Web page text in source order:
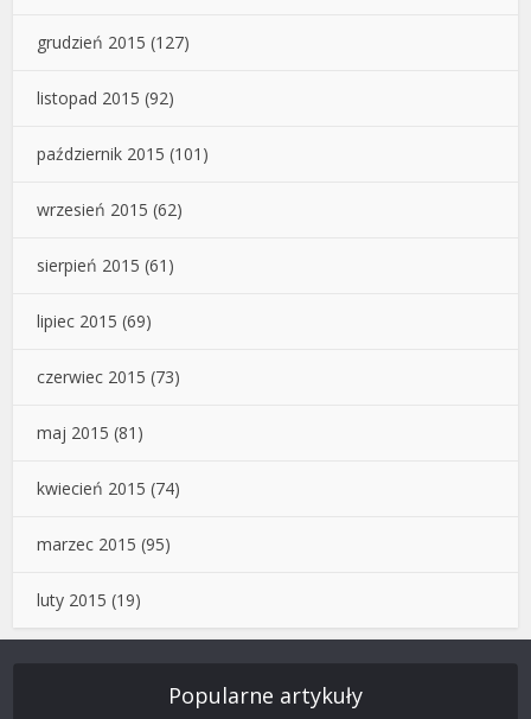
grudzień 2015 (127)
listopad 2015 (92)
październik 2015 (101)
wrzesień 2015 (62)
sierpień 2015 (61)
lipiec 2015 (69)
czerwiec 2015 (73)
maj 2015 (81)
kwiecień 2015 (74)
marzec 2015 (95)
luty 2015 (19)
Popularne artykuły